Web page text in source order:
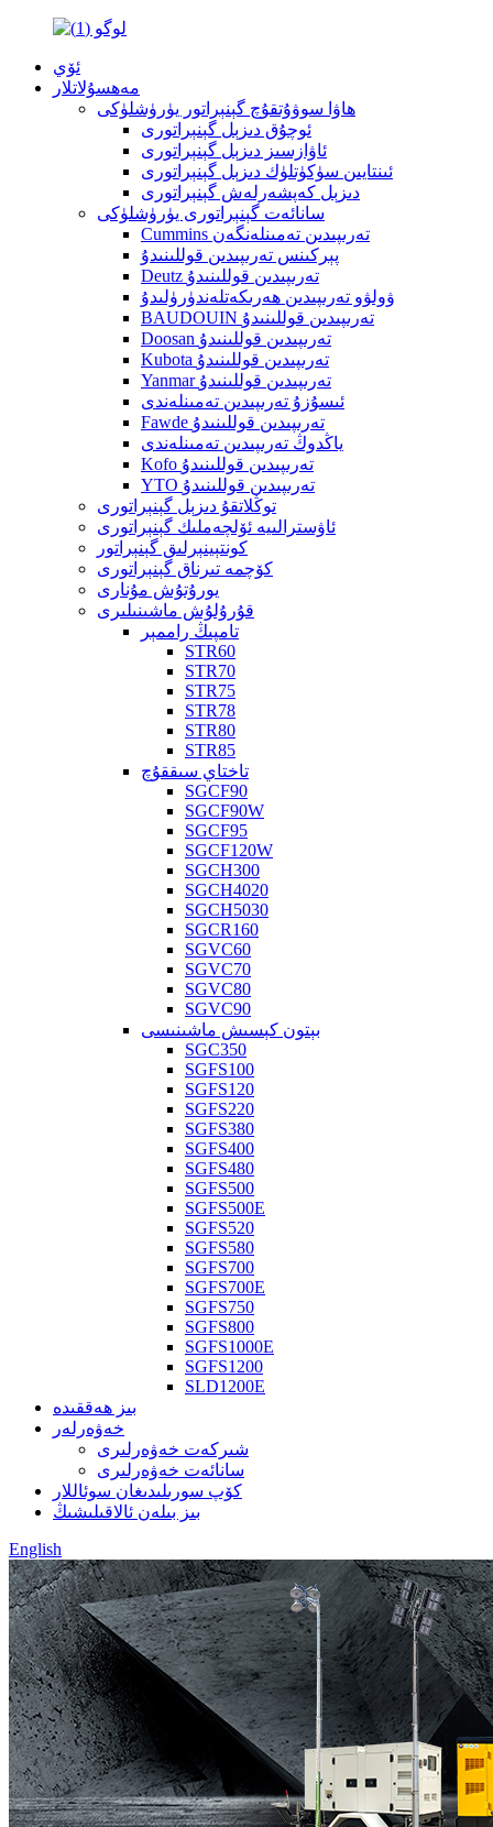
ئۆي
مەھسۇلاتلار
ھاۋا سوۋۇتقۇچ گېنېراتور يۈرۈشلۈكى
ئوچۇق دىزېل گېنېراتورى
ئاۋازسىز دىزېل گېنېراتورى
ئىنتايىن سۈكۈتلۈك دىزېل گېنېراتورى
دىزېل كەپشەرلەش گېنېراتورى
سانائەت گېنېراتورى يۈرۈشلۈكى
Cummins تەرىپىدىن تەمىنلەنگەن
پېركىنس تەرىپىدىن قوللىنىدۇ
Deutz تەرىپىدىن قوللىنىدۇ
ۋولۋو تەرىپىدىن ھەرىكەتلەندۈرۈلىدۇ
BAUDOUIN تەرىپىدىن قوللىنىدۇ
Doosan تەرىپىدىن قوللىنىدۇ
Kubota تەرىپىدىن قوللىنىدۇ
Yanmar تەرىپىدىن قوللىنىدۇ
ئىسۇزۇ تەرىپىدىن تەمىنلەندى
Fawde تەرىپىدىن قوللىنىدۇ
ياڭدوڭ تەرىپىدىن تەمىنلەندى
Kofo تەرىپىدىن قوللىنىدۇ
YTO تەرىپىدىن قوللىنىدۇ
توڭلاتقۇ دىزېل گېنېراتورى
ئاۋسترالىيە ئۆلچەملىك گېنېراتورى
كونتېينېرلىق گېنېراتور
كۆچمە تىرناق گېنېراتورى
يورۇتۇش مۇنارى
قۇرۇلۇش ماشىنىلىرى
تامپىڭ راممېر
STR60
STR70
STR75
STR78
STR80
STR85
تاختاي سىققۇچ
SGCF90
SGCF90W
SGCF95
SGCF120W
SGCH300
SGCH4020
SGCH5030
SGCR160
SGVC60
SGVC70
SGVC80
SGVC90
بېتون كېسىش ماشىنىسى
SGC350
SGFS100
SGFS120
SGFS220
SGFS380
SGFS400
SGFS480
SGFS500
SGFS500E
SGFS520
SGFS580
SGFS700
SGFS700E
SGFS750
SGFS800
SGFS1000E
SGFS1200
SLD1200E
بىز ھەققىدە
خەۋەرلەر
شىركەت خەۋەرلىرى
سانائەت خەۋەرلىرى
كۆپ سورىلىدىغان سوئاللار
بىز بىلەن ئالاقىلىشىڭ
English